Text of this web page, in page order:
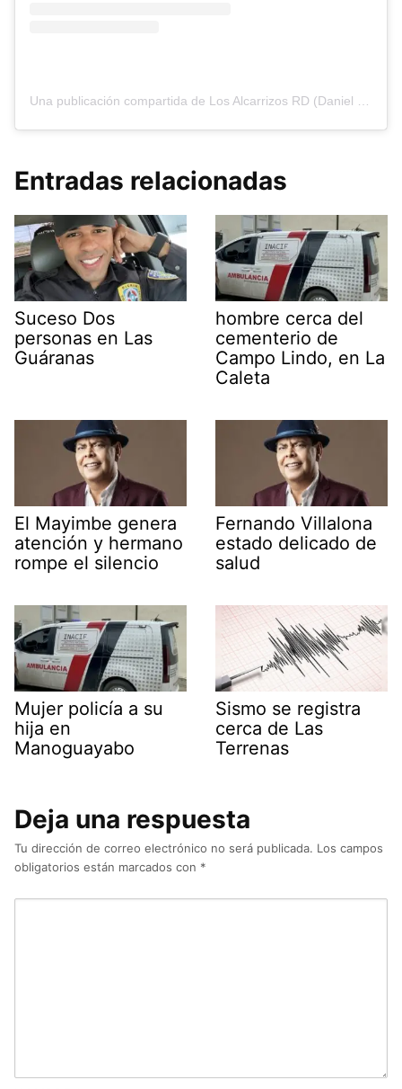
Una publicación compartida de Los Alcarrizos RD (Daniel Merán) (@losalcarrizosrd)
Entradas relacionadas
Suceso Dos
personas en Las
Guáranas
hombre cerca del
cementerio de
Campo Lindo, en La
Caleta
El Mayimbe genera
atención y hermano
rompe el silencio
Fernando Villalona
estado delicado de
salud
Mujer policía a su
hija en
Manoguayabo
Sismo se registra
cerca de Las
Terrenas
Deja una respuesta
Tu dirección de correo electrónico no será publicada. Los campos
obligatorios están marcados con *